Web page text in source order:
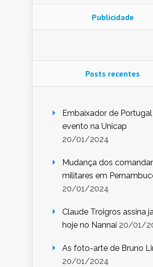
Publicidade
Posts recentes
Embaixador de
evento na Unicap
20/01/2024
Mudança dos
militares em
20/01/2024
Claude Troigros assina
hoje no Nannai 20/01/
As foto-arte de Bruno
20/01/2024